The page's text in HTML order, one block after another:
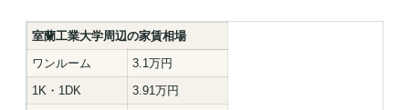
室蘭工業大学周辺の家賃相場
ワンルーム
3.1万円
1K・1DK
3.91万円